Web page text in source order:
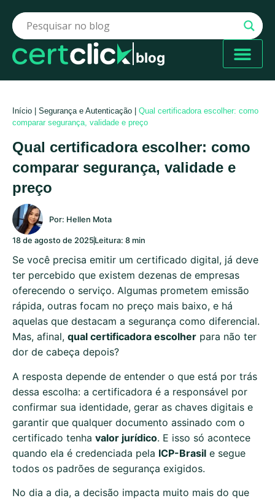
blog
Início Segurança e Autenticação
Qual certificadora escolher: como
comparar segurança, validade e preço
Qual certificadora escolher: como
comparar segurança, validade e
preço
Por: Hellen Mota
18 de agosto de 2025 Leitura: 8 min
Se você precisa emitir um certificado digital, já deve
ter percebido que existem dezenas de empresas
oferecendo o serviço. Algumas prometem emissão
rápida, outras focam no preço mais baixo, e há
aquelas que destacam a segurança como diferencial.
Mas, afinal, qual certificadora escolher para não ter
dor de cabeça depois?
A resposta depende de entender o que está por trás
dessa escolha: a certificadora é a responsável por
confirmar sua identidade, gerar as chaves digitais e
garantir que qualquer documento assinado com o
certificado tenha valor jurídico. E isso só acontece
quando ela é credenciada pela ICP-Brasil e segue
todos os padrões de segurança exigidos.
No dia a dia, a decisão impacta muito mais do que